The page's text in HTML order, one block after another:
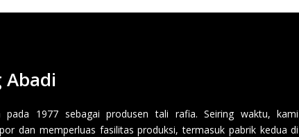
Abadi
pada 1977 sebagai produsen tali rafia. Seiring waktu, kami
dan memperluas fasilitas produksi, termasuk pabrik kedua di